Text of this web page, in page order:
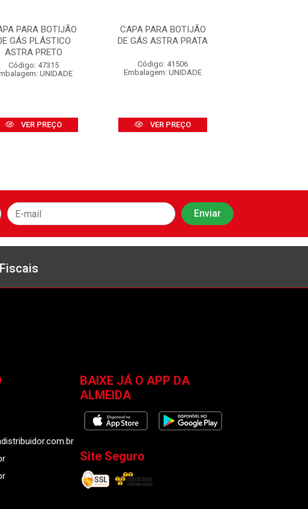
PARA BOTIJÃO
GÁS PLÁSTICO
ASTRA PRETO
Código: 47315
UNIDADE
VER PREÇO
CAPA PARA BOTIJÃO
DE GÁS ASTRA PRATA
Código: 41506
Embalagem: UNIDADE
VER PREÇO
BAIXE JÁ O APP DA
ALMEIDA
Site Seguro